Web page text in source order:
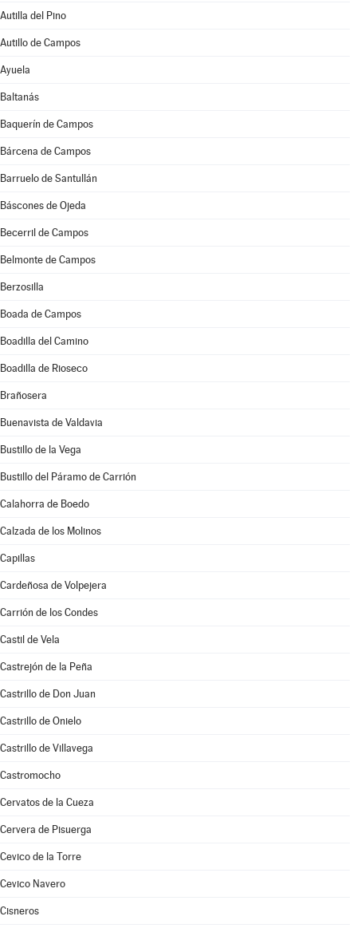
Autilla del Pino
Autillo de Campos
Ayuela
Baltanás
Baquerín de Campos
Bárcena de Campos
Barruelo de Santullán
Báscones de Ojeda
Becerril de Campos
Belmonte de Campos
Berzosilla
Boada de Campos
Boadilla del Camino
Boadilla de Rioseco
Brañosera
Buenavista de Valdavia
Bustillo de la Vega
Bustillo del Páramo de Carrión
Calahorra de Boedo
Calzada de los Molinos
Capillas
Cardeñosa de Volpejera
Carrión de los Condes
Castil de Vela
Castrejón de la Peña
Castrillo de Don Juan
Castrillo de Onielo
Castrillo de Villavega
Castromocho
Cervatos de la Cueza
Cervera de Pisuerga
Cevico de la Torre
Cevico Navero
Cisneros